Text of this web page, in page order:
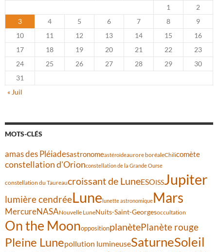
1
2
3
4 5 6 7 8
9
10
11 12 13 14 15
16
17
18 19 20 21 22
23
24
25 26 27 28 29
30
31
« Juil
MOTS-CLÉS
amas des Pléiadesastronomeastéroïdeaurore boréaleChilicomète
constellation d'Orionconstellation de la Grande Ourse
constellation du Taureaucroissant de LuneESOISSJupiter
lumière cendréeLunelunette astronomiqueMars
MercureNASANouvelle LuneNuits-Saint-Georgesoccultation
On the MoonoppositionplanètePlanète rouge
Pleine Lunepollution lumineuseSaturneSoleil